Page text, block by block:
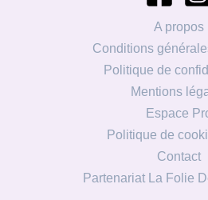
A propos
Conditions
Politique de
Mentions
Espace
Politique de
Contact
Partenariat La Folie